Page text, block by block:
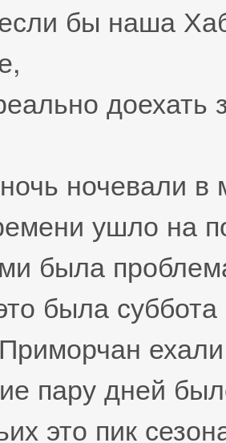
бы наша
доехать
ночевали в
ушло на
была
была суббота
пару дней
это пик